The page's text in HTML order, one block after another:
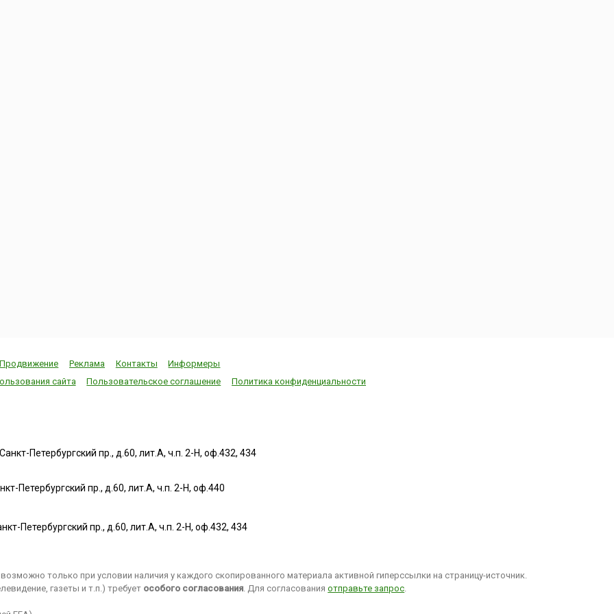
Продвижение Реклама Контакты
Информеры
сайта
Пользовательское соглашение Политика конфиденциальности
Петербургский пр., д.60, лит.А, ч.п. 2-Н, оф.432, 434
Петербургский пр., д.60, лит.А, ч.п. 2-Н, оф.440
Петербургский пр., д.60, лит.А, ч.п. 2-Н, оф.432, 434
только при условии наличия у каждого скопированного материала активной гиперссылки на страницу-источник.
газеты и т.п.) требует особого согласования. Для согласованияотправьте запрос.